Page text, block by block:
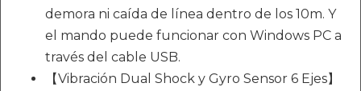
demora ni caída de línea dentro de los 10m. Y
el mando puede funcionar con Windows PC a
través del cable USB.
【Vibración Dual Shock y Gyro Sensor 6 Ejes】